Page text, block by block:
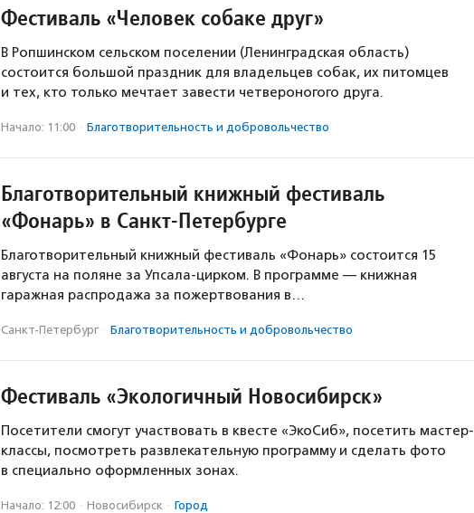
Фестиваль «Человек собаке друг»
В Ропшинском сельском поселении (Ленинградская область)
состоится большой праздник для владельцев собак, их питомцев
и тех, кто только мечтает завести четвероногого друга.
Начало: 11:00 · Благотвори­тель­ность и доброволь­чест­во
Благотворительный книжный фестиваль
«Фонарь» в Санкт-Петербурге
Благотворительный книжный фестиваль «Фонарь» состоится 15
августа на поляне за Упсала-цирком. В программе — книжная
гаражная распродажа за пожертвования в…
Санкт-Петербург · Благотвори­тель­ность и доброволь­чест­во
Фестиваль «Экологичный Новосибирск»
Посетители смогут участвовать в квесте «ЭкоСиб», посетить мастер-
классы, посмотреть развлекательную программу и сделать фото
в специально оформленных зонах.
Начало: 12:00 · Новосибирск · Город